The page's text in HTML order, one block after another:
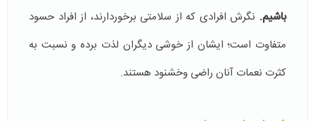
باشیم. نگرش افرادی که از سلامتی برخوردارند، از افراد حسود
متفاوت است؛ ایشان از خوشی دیگران لذت برده و نسبت به
کثرت نعمات آنان راضی وخشنود هستند.